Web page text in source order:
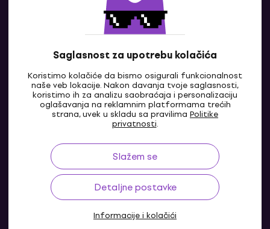
Saglasnost za upotrebu kolačića
Koristimo kolačiće da bismo osigurali funkcionalnost
naše veb lokacije. Nakon davanja tvoje saglasnosti,
koristimo ih za analizu saobraćaja i personalizaciju
oglašavanja na reklamnim platformama trećih
strana, uvek u skladu sa pravilima Politike
privatnosti.
Slažem se
Detaljne postavke
Informacije i kolačići
Kontakti
Kontaktiraj nas
RS